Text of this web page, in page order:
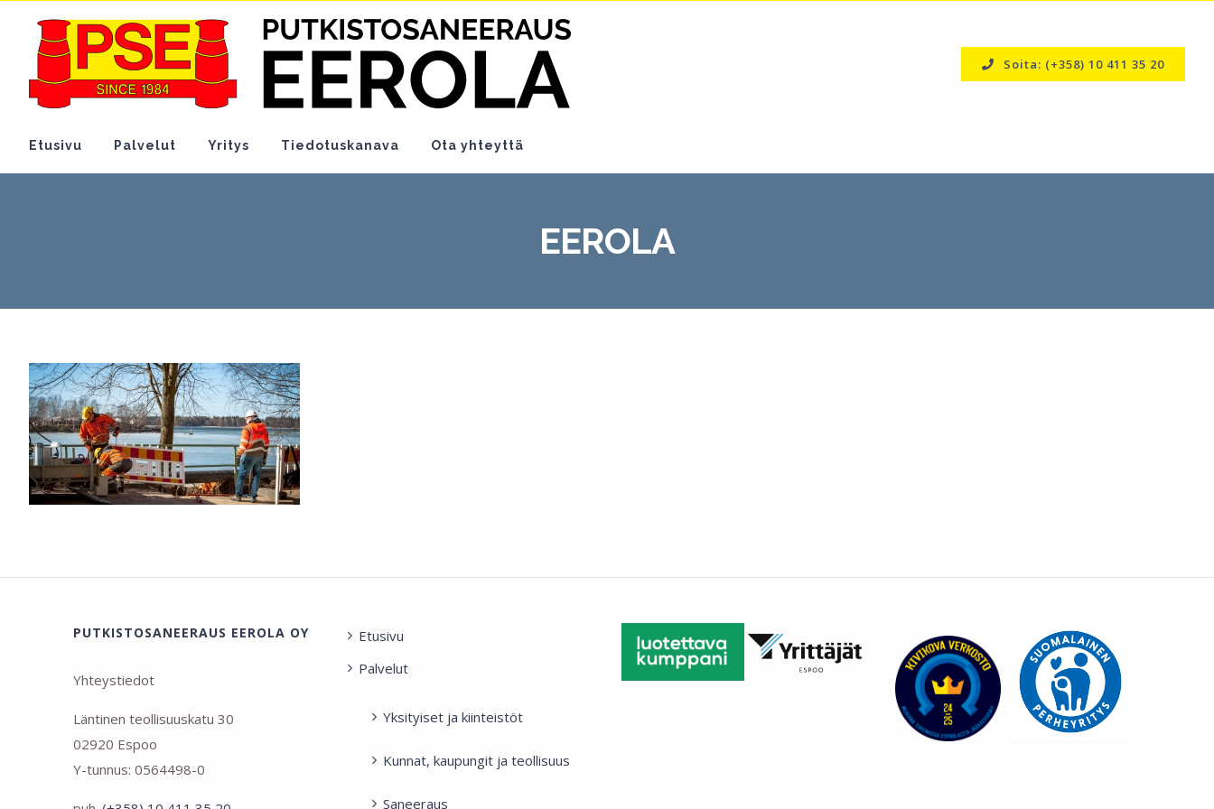
content
Soita: (+358) 10 411 35 20
Etusivu Palvelut Yritys Tiedotuskanava Ota yhteyttä
EEROLA
PUTKISTOSANEERAUS EEROLA OY
Yhteystiedot
Läntinen teollisuuskatu 30
02920 Espoo
Y-tunnus: 0564498-0
Etusivu
Palvelut
Yksityiset ja kiinteistöt
Kunnat, kaupungit ja teollisuus
Saneeraus